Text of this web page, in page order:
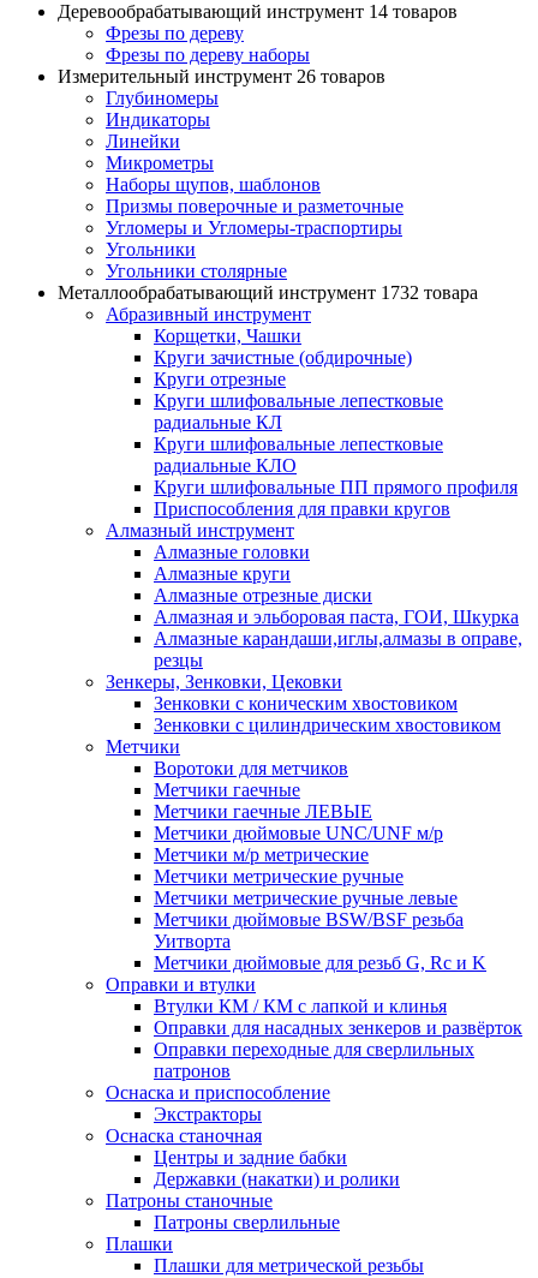
Деревообрабатывающий инструмент 14 товаров
Фрезы по дереву
Фрезы по дереву наборы
Измерительный инструмент 26 товаров
Глубиномеры
Индикаторы
Линейки
Микрометры
Наборы щупов, шаблонов
Призмы поверочные и разметочные
Угломеры и Угломеры-траспортиры
Угольники
Угольники столярные
Металлообрабатывающий инструмент 1732 товара
Абразивный инструмент
Корщетки, Чашки
Круги зачистные (обдирочные)
Круги отрезные
Круги шлифовальные лепестковые
радиальные КЛ
Круги шлифовальные лепестковые
радиальные КЛО
Круги шлифовальные ПП прямого профиля
Приспособления для правки кругов
Алмазный инструмент
Алмазные головки
Алмазные круги
Алмазные отрезные диски
Алмазная и эльборовая паста, ГОИ, Шкурка
Алмазные карандаши,иглы,алмазы в оправе,
резцы
Зенкеры, Зенковки, Цековки
Зенковки с коническим хвостовиком
Зенковки с цилиндрическим хвостовиком
Метчики
Воротоки для метчиков
Метчики гаечные
Метчики гаечные ЛЕВЫЕ
Метчики дюймовые UNC/UNF м/р
Метчики м/р метрические
Метчики метрические ручные
Метчики метрические ручные левые
Метчики дюймовые BSW/BSF резьба
Уитворта
Метчики дюймовые для резьб G, Rc и K
Оправки и втулки
Втулки КМ / КМ с лапкой и клинья
Оправки для насадных зенкеров и развёрток
Оправки переходные для сверлильных
патронов
Оснаска и приспособление
Экстракторы
Оснаска станочная
Центры и задние бабки
Державки (накатки) и ролики
Патроны станочные
Патроны сверлильные
Плашки
Плашки для метрической резьбы